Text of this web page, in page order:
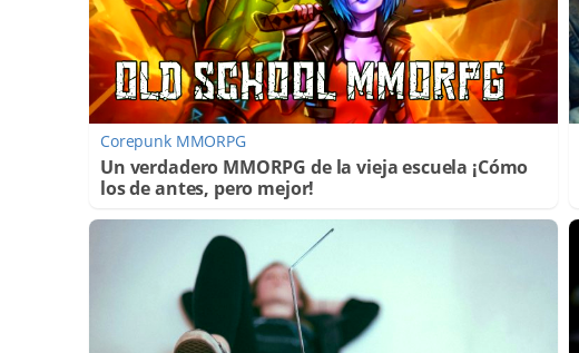
Corepunk MMORPG
Un verdadero MMORPG de la vieja escuela ¡Cómo
los de antes, pero mejor!